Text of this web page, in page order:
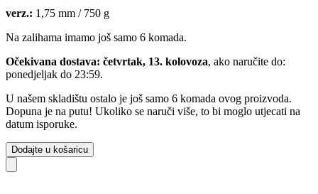
verz.: 1,75 mm / 750 g
Na zalihama imamo još samo 6 komada.
Očekivana dostava: četvrtak, 13. kolovoza, ako naručite do:
ponedjeljak do 23:59.
U našem skladištu ostalo je još samo 6 komada ovog proizvoda.
Dopuna je na putu! Ukoliko se naruči više, to bi moglo utjecati na
datum isporuke.
Dodajte u košaricu